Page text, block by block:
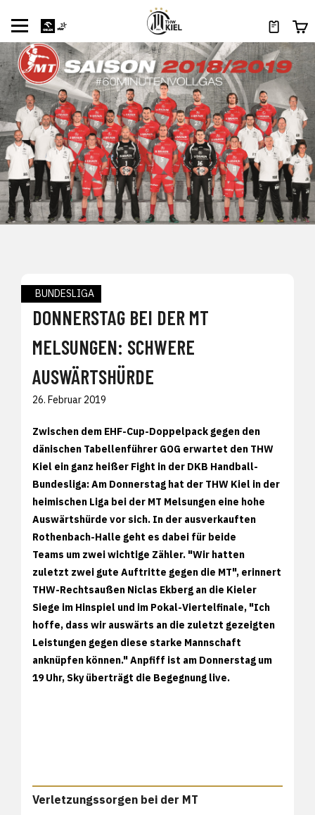
BUNDESLIGA
DONNERSTAG BEI DER MT
MELSUNGEN: SCHWERE
AUSWÄRTSHÜRDE
26. Februar 2019
Zwischen dem EHF-Cup-Doppelpack gegen den
dänischen Tabellenführer GOG erwartet den THW
Kiel ein ganz heißer Fight in der DKB Handball-
Bundesliga: Am Donnerstag hat der THW Kiel in der
heimischen Liga bei der MT Melsungen eine hohe
Auswärtshürde vor sich. In der ausverkauften
Rothenbach-Halle geht es dabei für beide
Teams um zwei wichtige Zähler. "Wir hatten
zuletzt zwei gute Auftritte gegen die MT", erinnert
THW-Rechtsaußen Niclas Ekberg an die Kieler
Siege im Hinspiel und im Pokal-Viertelfinale, "Ich
hoffe, dass wir auswärts an die zuletzt gezeigten
Leistungen gegen diese starke Mannschaft
anknüpfen können." Anpfiff ist am Donnerstag um
19 Uhr, Sky überträgt die Begegnung live.
Verletzungssorgen bei der MT